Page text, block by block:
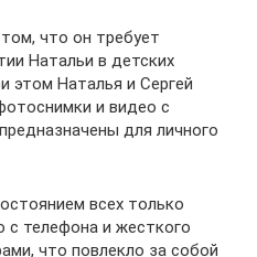
что он требует
Натальи в детских
этом Наталья и Сергей
и видео с
для личного
всех только
телефона и жесткого
что повлекло за собой